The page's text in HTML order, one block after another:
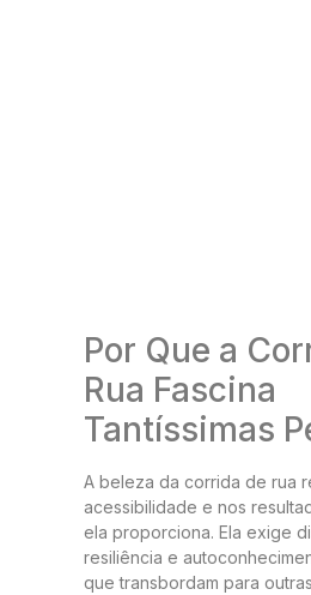
Por Que a
Rua Fascina
Tantíssimas
A beleza da corrida de rua
acessibilidade e nos
ela proporciona. Ela exige
resiliência e
que transbordam para